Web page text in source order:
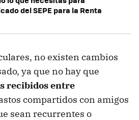
del SEPE para la Renta
no existen cambios
ya que no hay que
recibidos entre
compartidos con amigos
sean recurrentes o